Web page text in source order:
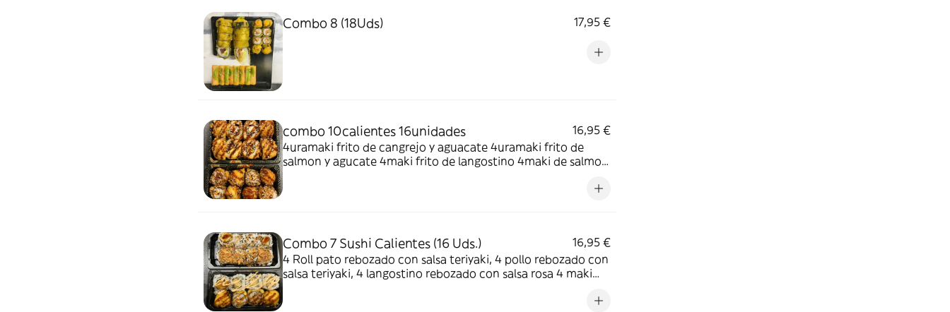
Combo 8 (18Uds) 17,95 €
combo 10calientes 16unidades
16,95 €
4uramaki frito de cangrejo y aguacate 4uramaki frito de
salmon y agucate 4maki frito de langostino 4maki de salmon
Combo 7 Sushi Calientes (16 Uds.)
16,95 €
4 Roll pato rebozado con salsa teriyaki, 4 pollo rebozado con
salsa teriyaki, 4 langostino rebozado con salsa rosa 4 maki